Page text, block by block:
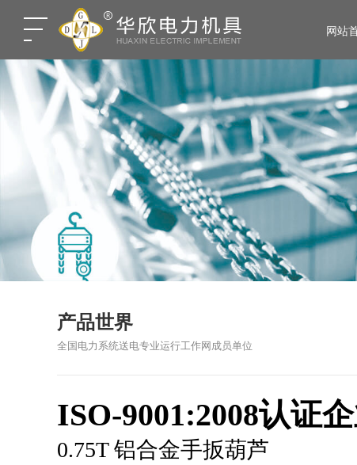
网站
产品世界
全国电力系统送电专业运行工作网成员单位
ISO-9001:2008认证
0.75T 铝合金手扳葫芦